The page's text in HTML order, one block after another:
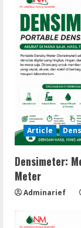
Article
Densimeter:
Meter
Adminarief